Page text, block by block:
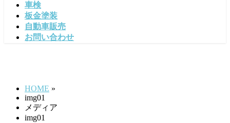
車検
板金塗装
自動車販売
お問い合わせ
HOME »
img01
メディア
img01